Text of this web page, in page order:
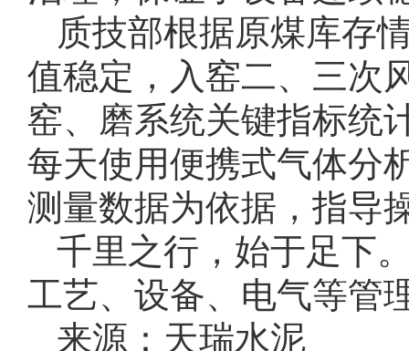
质技部根据原煤库存
值稳定，入窑二、三次
窑、磨系统关键指标统
每天使用便携式气体分
测量数据为依据，指导
千里之行，始于足下
工艺、设备、电气等管
来源：天瑞水泥